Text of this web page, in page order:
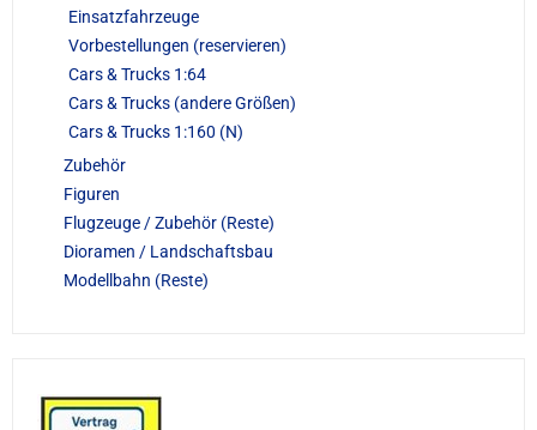
Einsatzfahrzeuge
Vorbestellungen (reservieren)
Cars & Trucks 1:64
Cars & Trucks (andere Größen)
Cars & Trucks 1:160 (N)
Zubehör
Figuren
Flugzeuge / Zubehör (Reste)
Dioramen / Landschaftsbau
Modellbahn (Reste)